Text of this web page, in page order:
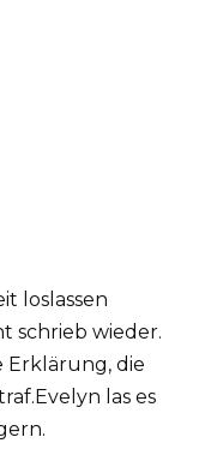
loslassen
schrieb wieder.
Erklärung, die
las es